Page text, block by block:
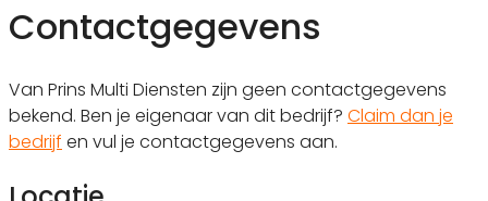
Contactgegevens
Van Prins Multi Diensten zijn geen contactgegevens
bekend. Ben je eigenaar van dit bedrijf? Claim dan je
bedrijf en vul je contactgegevens aan.